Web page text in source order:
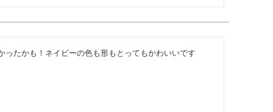
ったかも！ネイビーの色も形もとってもかわいいです